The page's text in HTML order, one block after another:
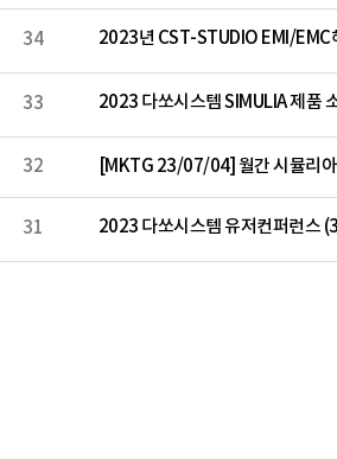
34 2023년 CST-STUDIO EMI/
33 2023 다쏘시스템 SIMULIA 제품
32 [MKTG 23/07/04] 월간 시뮬리
31 2023 다쏘시스템 유저컨퍼런스